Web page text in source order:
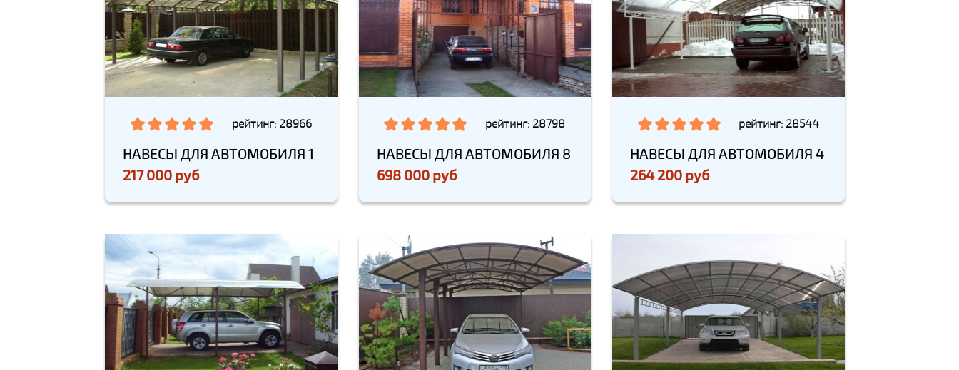
рейтинг: 28966
НАВЕСЫ ДЛЯ АВТОМОБИЛЯ 1
217 000 руб
рейтинг: 28798
НАВЕСЫ ДЛЯ АВТОМОБИЛЯ 8
698 000 руб
рейтинг: 28544
НАВЕСЫ ДЛЯ АВТОМОБИЛЯ 4
264 200 руб